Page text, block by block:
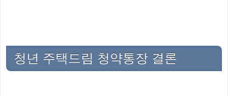
청년 주택드림 청약통장 결론